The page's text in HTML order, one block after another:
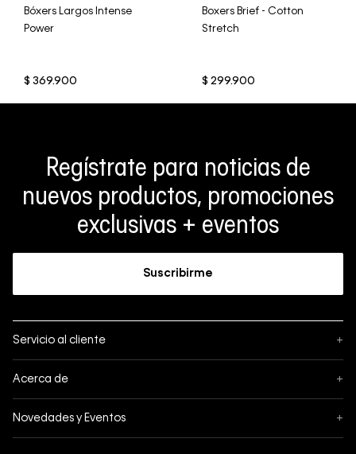
Bóxers Largos Intense
Power
$ 369.900
Boxers Brief - Cotton
Stretch
$ 299.900
Regístrate para noticias de
nuevos productos, promociones
exclusivas + eventos
Suscribirme
Servicio al cliente +
Mis pedidos
Formas de pago
Acerca de +
Política de privacidad
Novedades y Eventos +